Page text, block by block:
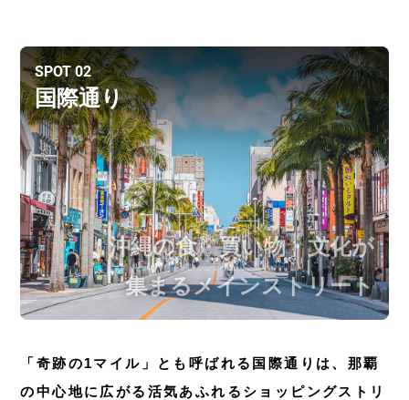
SPOT 02
国際通り
沖縄の食・買い物・文化が
集まるメインストリート
「奇跡の1マイル」とも呼ばれる国際通りは、那覇
の中心地に広がる活気あふれるショッピングストリ